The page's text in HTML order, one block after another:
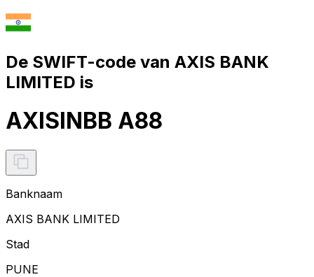
De SWIFT-code van AXIS BANK
LIMITED is
AXISINBB A88
Banknaam
AXIS BANK LIMITED
Stad
PUNE